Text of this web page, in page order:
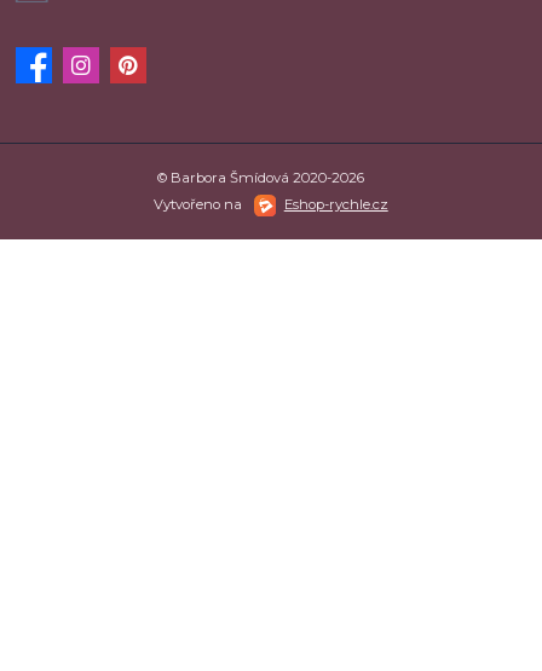
© Barbora Šmídová 2020-2026
Vytvořeno na
Eshop-rychle.cz